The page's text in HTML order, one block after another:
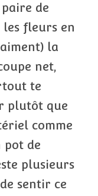
de
les fleurs en
la
net,
te
plutôt que
comme
pot de
plusieurs
sentir ce